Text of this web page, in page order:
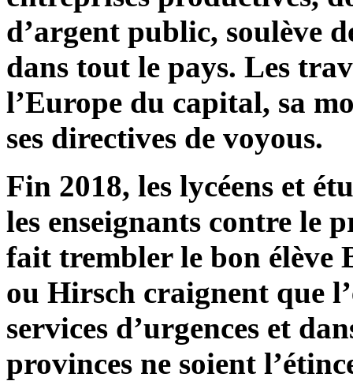
d’argent public, soulève
dans tout le pays. Les
l’Europe du capital, sa
ses directives de voyous.
Fin 2018, les lycéens et
les enseignants contre le
fait trembler le bon élève
ou Hirsch craignent que
services d’urgences et
provinces ne soient